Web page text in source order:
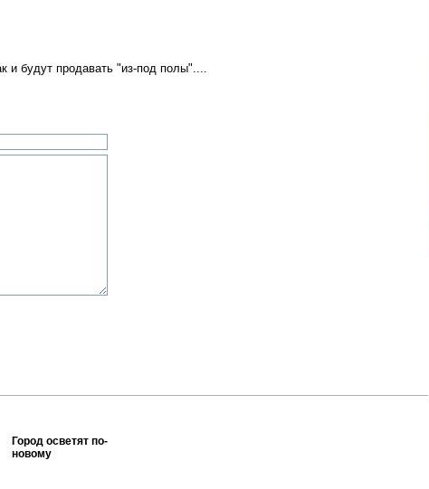
и будут продавать "из-под полы"....
Город осветят по-
новому